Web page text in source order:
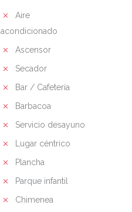
Aire
acondicionado
Ascensor
Secador
Bar / Cafetería
Barbacoa
Servicio desayuno
Lugar céntrico
Plancha
Parque infantil
Chimenea